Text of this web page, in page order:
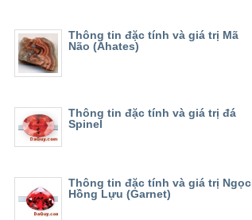
Thông tin đặc tính và giá trị Mã
Não (Ahates)
Thông tin đặc tính và giá trị đá
Spinel
Thông tin đặc tính và giá trị Ngọc
Hồng Lựu (Garnet)